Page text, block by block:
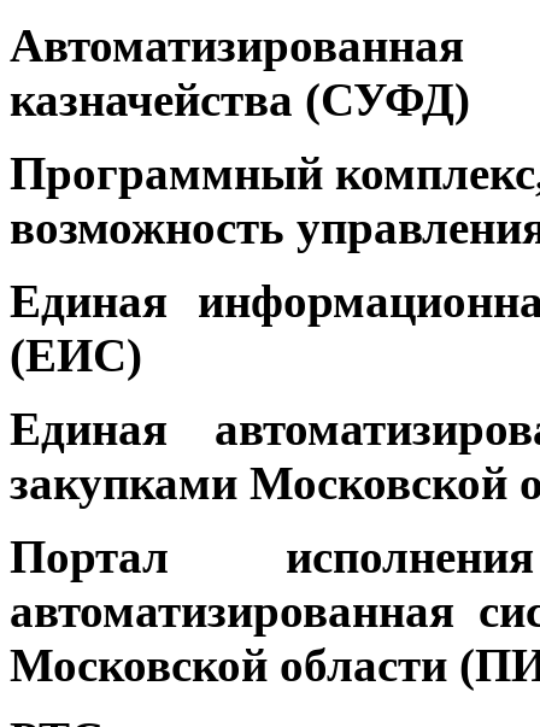
казначейства (СУФД)
Программный
возможность
Единая
(ЕИС)
Единая
закупками Московской
Портал
автоматизированная
Московской области